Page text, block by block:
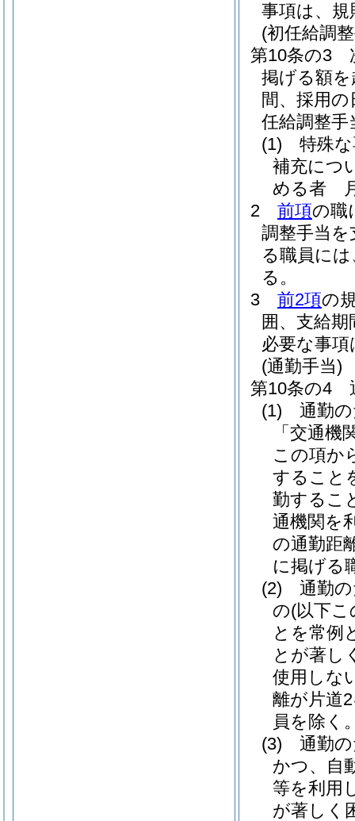
事項は、
(初任給調
第10条の3
掲げる額
間、採用
任給調整
(1)
特殊
補充につ
める者
2
前項の職
調整手当
る職員には
る。
3
前2項の
囲、支給
必要な事
(通勤手当)
第10条の4
(1)
通勤
「交通機
この項か
すること
勤するこ
通機関を
の通勤距
に掲げる
(2)
通勤
の(以下
とを常例
とが著し
使用しな
離が片道
員を除く
(3)
通勤
かつ、自
等を利用
が著しく